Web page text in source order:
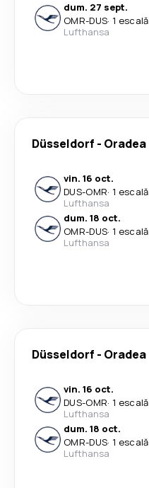
dum. 27 sept.
OMR-DUS· 1 escală
Lufthansa
Düsseldorf - Oradea
vin. 16 oct.
DUS-OMR· 1 escală
Lufthansa
dum. 18 oct.
OMR-DUS· 1 escală
Lufthansa
Düsseldorf - Oradea
vin. 16 oct.
DUS-OMR· 1 escală
Lufthansa
dum. 18 oct.
OMR-DUS· 1 escală
Lufthansa